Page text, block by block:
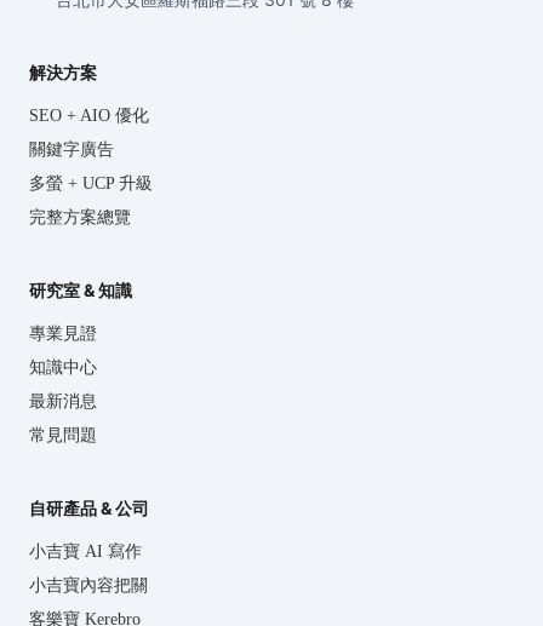
解決方案
SEO + AIO 優化
關鍵字廣告
多螢 + UCP 升級
完整方案總覽
研究室 & 知識
專業見證
知識中心
最新消息
常見問題
自研產品 & 公司
小吉寶 AI 寫作
小吉寶內容把關
客樂寶 Kerebro